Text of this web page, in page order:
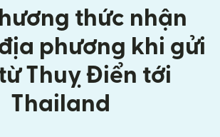
thức nhận
phương khi gửi
Thuỵ Điển tới
Thailand